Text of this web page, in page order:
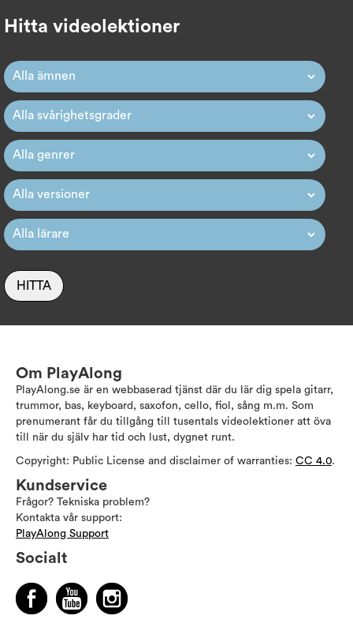
Hitta videolektioner
HITTA
Om PlayAlong
PlayAlong.se är en webbaserad tjänst där du lär dig spela gitarr,
trummor, bas, keyboard, saxofon, cello, fiol, sång m.m. Som
prenumerant får du tillgång till tusentals videolektioner att öva
till när du själv har tid och lust, dygnet runt.
Copyright: Public License and disclaimer of warranties: CC 4.0.
Kundservice
Frågor? Tekniska problem?
Kontakta vår support:
PlayAlong Support
Socialt